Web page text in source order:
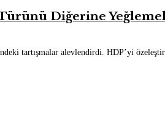
Diğerine
tartışmalar alevlendirdi. HDP’yi